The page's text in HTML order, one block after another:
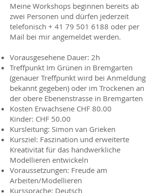
Meine Workshops beginnen bereits ab
zwei Personen und dürfen jederzeit
telefonisch + 41 79 501 6188 oder per
Mail bei mir angemeldet werden.
Vorausgesehene Dauer: 2h
Treffpunkt Im Grünen in Bremgarten
(genauer Treffpunkt wird bei Anmeldung
bekannt gegeben) oder im Trockenen an
der obere Ebenenstrasse in Bremgarten
Kosten Erwachsene CHF 80.00
Kinder: CHF 50.00
Kursleitung: Simon van Grieken ​
Kursziel: Faszination und erweiterte
Kreativität für das handwerkliche
Modellieren entwickeln
Voraussetzungen: Freude am
Arbeiten/Modellieren
Kurssprache: Deutsch